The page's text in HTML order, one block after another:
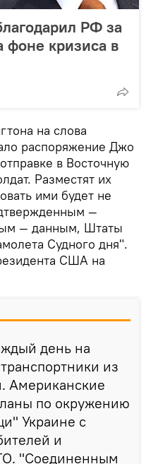
РФ за
фоне кризиса в
на слова
распоряжение Джо
в Восточную
Разместят их
ими будет не
—
— данным, Штаты
Судного дня".
США на
день на
из
Американские
по окружению
Украине с
и
"Соединенным